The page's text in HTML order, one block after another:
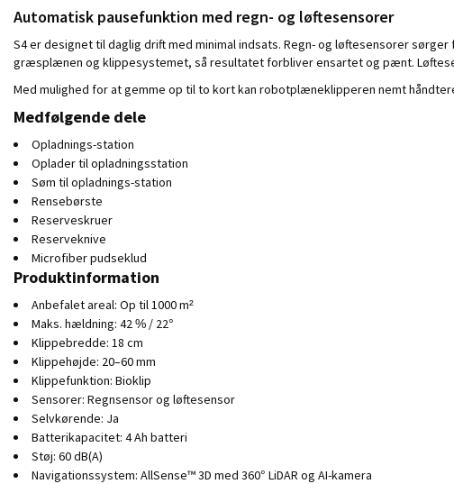
Automatisk pausefunktion med regn- og løftesensorer
S4 er designet til daglig drift med minimal indsats. Regn- og løftesensorer sørger
græsplænen og klippesystemet, så resultatet forbliver ensartet og pænt.
Med mulighed for at gemme op til to kort kan robotplæneklipperen nemt
Medfølgende dele
Opladnings-station
Oplader til opladningsstation
Søm til opladnings-station
Rensebørste
Reserveskruer
Reserveknive
Microfiber pudseklud
Produktinformation
Anbefalet areal: Op til 1000 m²
Maks. hældning: 42 % / 22°
Klippebredde: 18 cm
Klippehøjde: 20–60 mm
Klippefunktion: Bioklip
Sensorer: Regnsensor og løftesensor
Selvkørende: Ja
Batterikapacitet: 4 Ah batteri
Støj: 60 dB(A)
Navigationssystem: AllSense™ 3D med 360° LiDAR og AI-kamera